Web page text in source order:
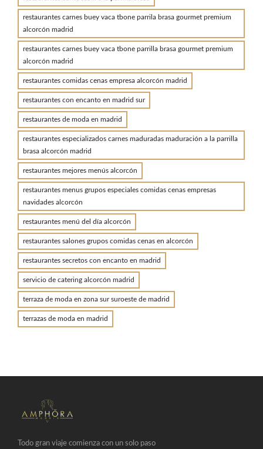
restaurantes carnes buey vaca tbone parrila brasa gourmet premium
alcorcón madrid
restaurantes carnes buey vaca tbone parrilla brasa gourmet premium
alcorcón madrid
restaurantes comidas cenas empresa alcorcón madrid
restaurantes con encanto en madrid sur
restaurantes de moda en madrid
restaurantes especializados carnes maduradas maduración a la parrilla
brasa alcorcón madrid
restaurantes mejores menús alcorcón
restaurantes menus grupos especiales comidas cenas empresas
navidades alcorcón
restaurantes menú del día alcorcón
restaurantes salones grupos comidas cenas en alcorcón
restaurantes secretos con encanto en madrid
servicio de catering alcorcón madrid
terraza de moda en zona sur suroeste de madrid
terrazas de moda en madrid
Todo gran viaje comienza con un solo paso